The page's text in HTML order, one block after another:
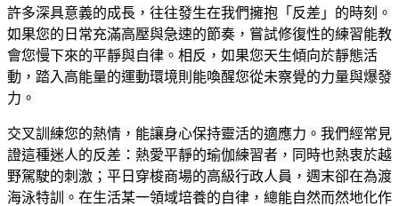
許多深具意義的成長，往往發生在我們擁抱「反差」的時刻。
如果您的日常充滿高壓與急速的節奏，嘗試修復性的練習能教
會您慢下來的平靜與自律。相反，如果您天生傾向於靜態活
動，踏入高能量的運動環境則能喚醒您從未察覺的力量與爆發
力。
交叉訓練您的熱情，能讓身心保持靈活的適應力。我們經常見
證這種迷人的反差：熱愛平靜的瑜伽練習者，同時也熱衷於越
野駕駛的刺激；平日穿梭商場的高級行政人員，週末卻在為渡
海泳特訓。在生活某一領域培養的自律，總能自然而然地化作